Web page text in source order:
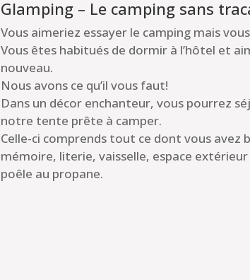
Glamping – Le camping sans
Vous aimeriez essayer le camping mais
Vous êtes habitués de dormir à l’hôtel et
nouveau.
Nous avons ce qu’il vous faut!
Dans un décor enchanteur, vous pourrez
notre tente prête à camper.
Celle-ci comprends tout ce dont vous avez
mémoire, literie, vaisselle, espace
poêle au propane.